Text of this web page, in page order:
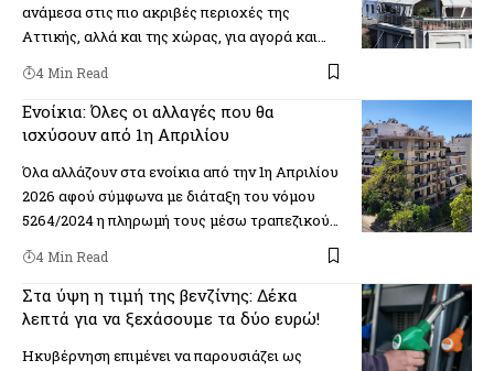
ανάμεσα στις πιο ακριβές περιοχές της
Αττικής, αλλά και της χώρας, για αγορά και…
4 Min Read
Ενοίκια: Όλες οι αλλαγές που θα
ισχύσουν από 1η Απριλίου
Όλα αλλάζουν στα ενοίκια από την 1η Απριλίου
2026 αφού σύμφωνα με διάταξη του νόμου
5264/2024 η πληρωμή τους μέσω τραπεζικού…
4 Min Read
Στα ύψη η τιμή της βενζίνης: Δέκα
λεπτά για να ξεχάσουμε τα δύο ευρώ!
Ηκυβέρνηση επιμένει να παρουσιάζει ως